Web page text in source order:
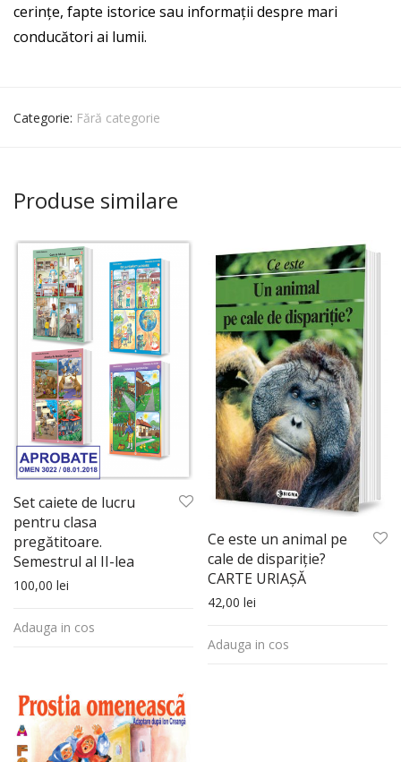
cerințe, fapte istorice sau informații despre mari
conducători ai lumii.
Categorie: Fără categorie
Produse similare
Set caiete de lucru
pentru clasa
pregătitoare.
Semestrul al II-lea
100,00 lei
Adauga in cos
Ce este un animal pe
cale de dispariţie?
CARTE URIAŞĂ
42,00 lei
Adauga in cos